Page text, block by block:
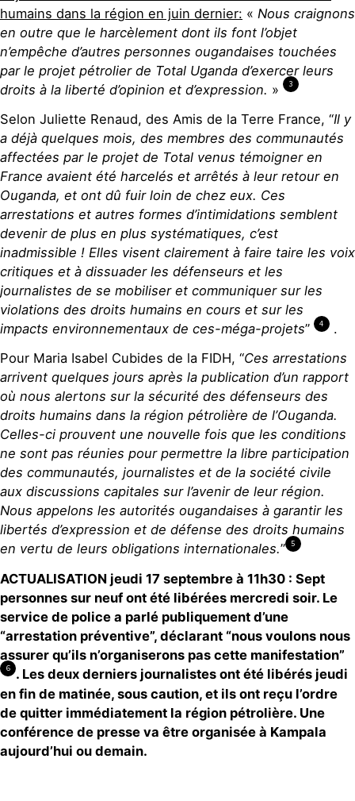
humains dans la région en juin dernier: « Nous craignons
en outre que le harcèlement dont ils font l’objet
n’empêche d’autres personnes ougandaises touchées
par le projet pétrolier de Total Uganda d’exercer leurs
droits à la liberté d’opinion et d’expression. » 3
Selon Juliette Renaud, des Amis de la Terre France, “Il y
a déjà quelques mois, des membres des communautés
affectées par le projet de Total venus témoigner en
France avaient été harcelés et arrêtés à leur retour en
Ouganda, et ont dû fuir loin de chez eux. Ces
arrestations et autres formes d’intimidations semblent
devenir de plus en plus systématiques, c’est
inadmissible ! Elles visent clairement à faire taire les voix
critiques et à dissuader les défenseurs et les
journalistes de se mobiliser et communiquer sur les
violations des droits humains en cours et sur les
impacts environnementaux de ces-méga-projets” 4
.
Pour Maria Isabel Cubides de la FIDH, “Ces arrestations
arrivent quelques jours après la publication d’un rapport
où nous alertons sur la sécurité des défenseurs des
droits humains dans la région pétrolière de l’Ouganda.
Celles-ci prouvent une nouvelle fois que les conditions
ne sont pas réunies pour permettre la libre participation
des communautés, journalistes et de la société civile
aux discussions capitales sur l’avenir de leur région.
Nous appelons les autorités ougandaises à garantir les
libertés d’expression et de défense des droits humains
en vertu de leurs obligations internationales.” 5
ACTUALISATION jeudi 17 septembre à 11h30 : Sept
personnes sur neuf ont été libérées mercredi soir. Le
service de police a parlé publiquement d’une
“arrestation préventive”, déclarant “nous voulons nous
assurer qu’ils n’organiserons pas cette manifestation”
6
. Les deux derniers journalistes ont été libérés jeudi
en fin de matinée, sous caution, et ils ont reçu l’ordre
de quitter immédiatement la région pétrolière. Une
conférence de presse va être organisée à Kampala
aujourd’hui ou demain.